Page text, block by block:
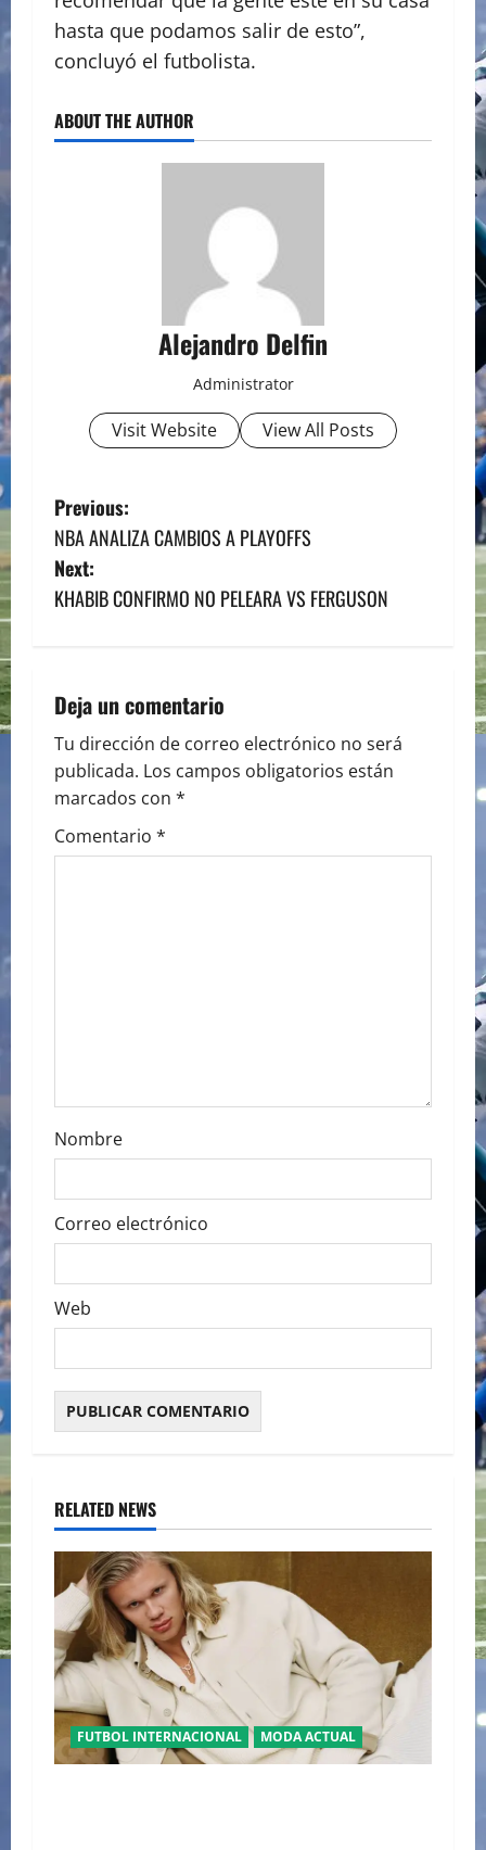
hasta que podamos salir de esto”,
concluyó el futbolista.
ABOUT THE AUTHOR
Alejandro Delfin
Administrator
Visit Website View All Posts
P
o
s
n
a
v
i
n
Previous:
NBA ANALIZA CAMBIOS A PLAYOFFS
Next:
KHABIB CONFIRMO NO PELEARA VS FERGUSON
Deja un comentario
Tu dirección de correo electrónico no será
publicada. Los campos obligatorios están
marcados con *
Comentario *
Nombre
Correo electrónico
Web
RELATED NEWS
FUTBOL INTERNACIONAL MODA ACTUAL